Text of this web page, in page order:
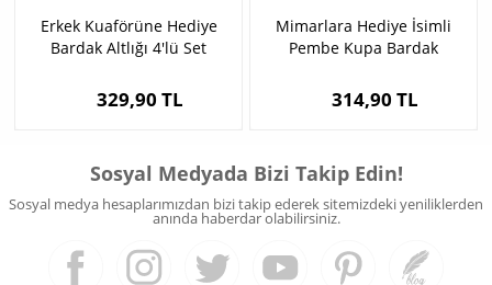
Erkek Kuaförüne Hediye
Bardak Altlığı 4'lü Set
329,90 TL
Mimarlara Hediye İsimli
Pembe Kupa Bardak
314,90 TL
Sosyal Medyada Bizi Takip Edin!
Sosyal medya hesaplarımızdan bizi takip ederek sitemizdeki yeniliklerden
anında haberdar olabilirsiniz.